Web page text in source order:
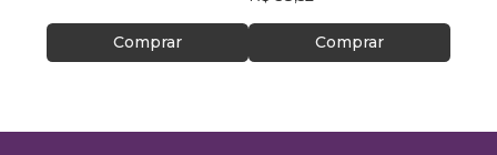
Comprar Comprar